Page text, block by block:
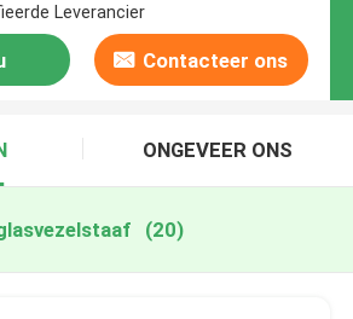
Leverancier
Contacteer ons
ONGEVEER ONS
(20)